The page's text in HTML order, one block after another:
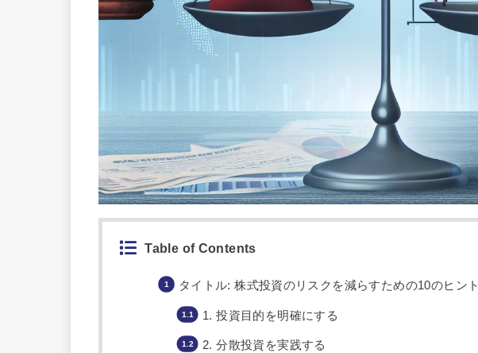
Table of Contents
タイトル: 株式投資のリスクを減らすための10のヒント
1. 投資目的を明確にする
2. 分散投資を実践する